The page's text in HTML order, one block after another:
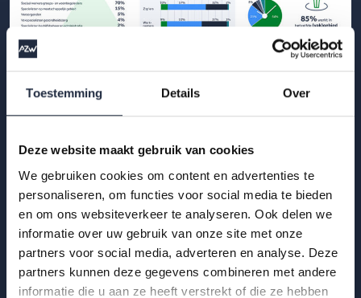
Toestemming Details Over
Deze website maakt gebruik van cookies
We gebruiken cookies om content en advertenties te
personaliseren, om functies voor social media te bieden
en om ons websiteverkeer te analyseren. Ook delen we
informatie over uw gebruik van onze site met onze
partners voor social media, adverteren en analyse. Deze
partners kunnen deze gegevens combineren met andere
informatie die u aan ze heeft verstrekt of die ze hebben
29 okt 2025
Infographic: zzp’ers in de
gehandicaptenzorg
Hoe ervaren zzp’ers het werken in de gehandicaptenzorg?
Bekijk de infographic met kerncijfers 2025.
Lees meer